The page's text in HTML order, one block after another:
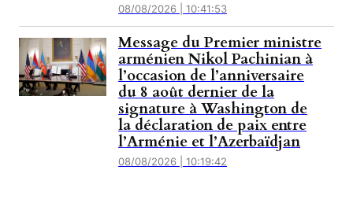
08/08/2026 | 10:41:53
Message du Premier ministre
arménien Nikol Pachinian à
l’occasion de l’anniversaire
du 8 août dernier de la
signature à Washington de
la déclaration de paix entre
l’Arménie et l’Azerbaïdjan
08/08/2026 | 10:19:42